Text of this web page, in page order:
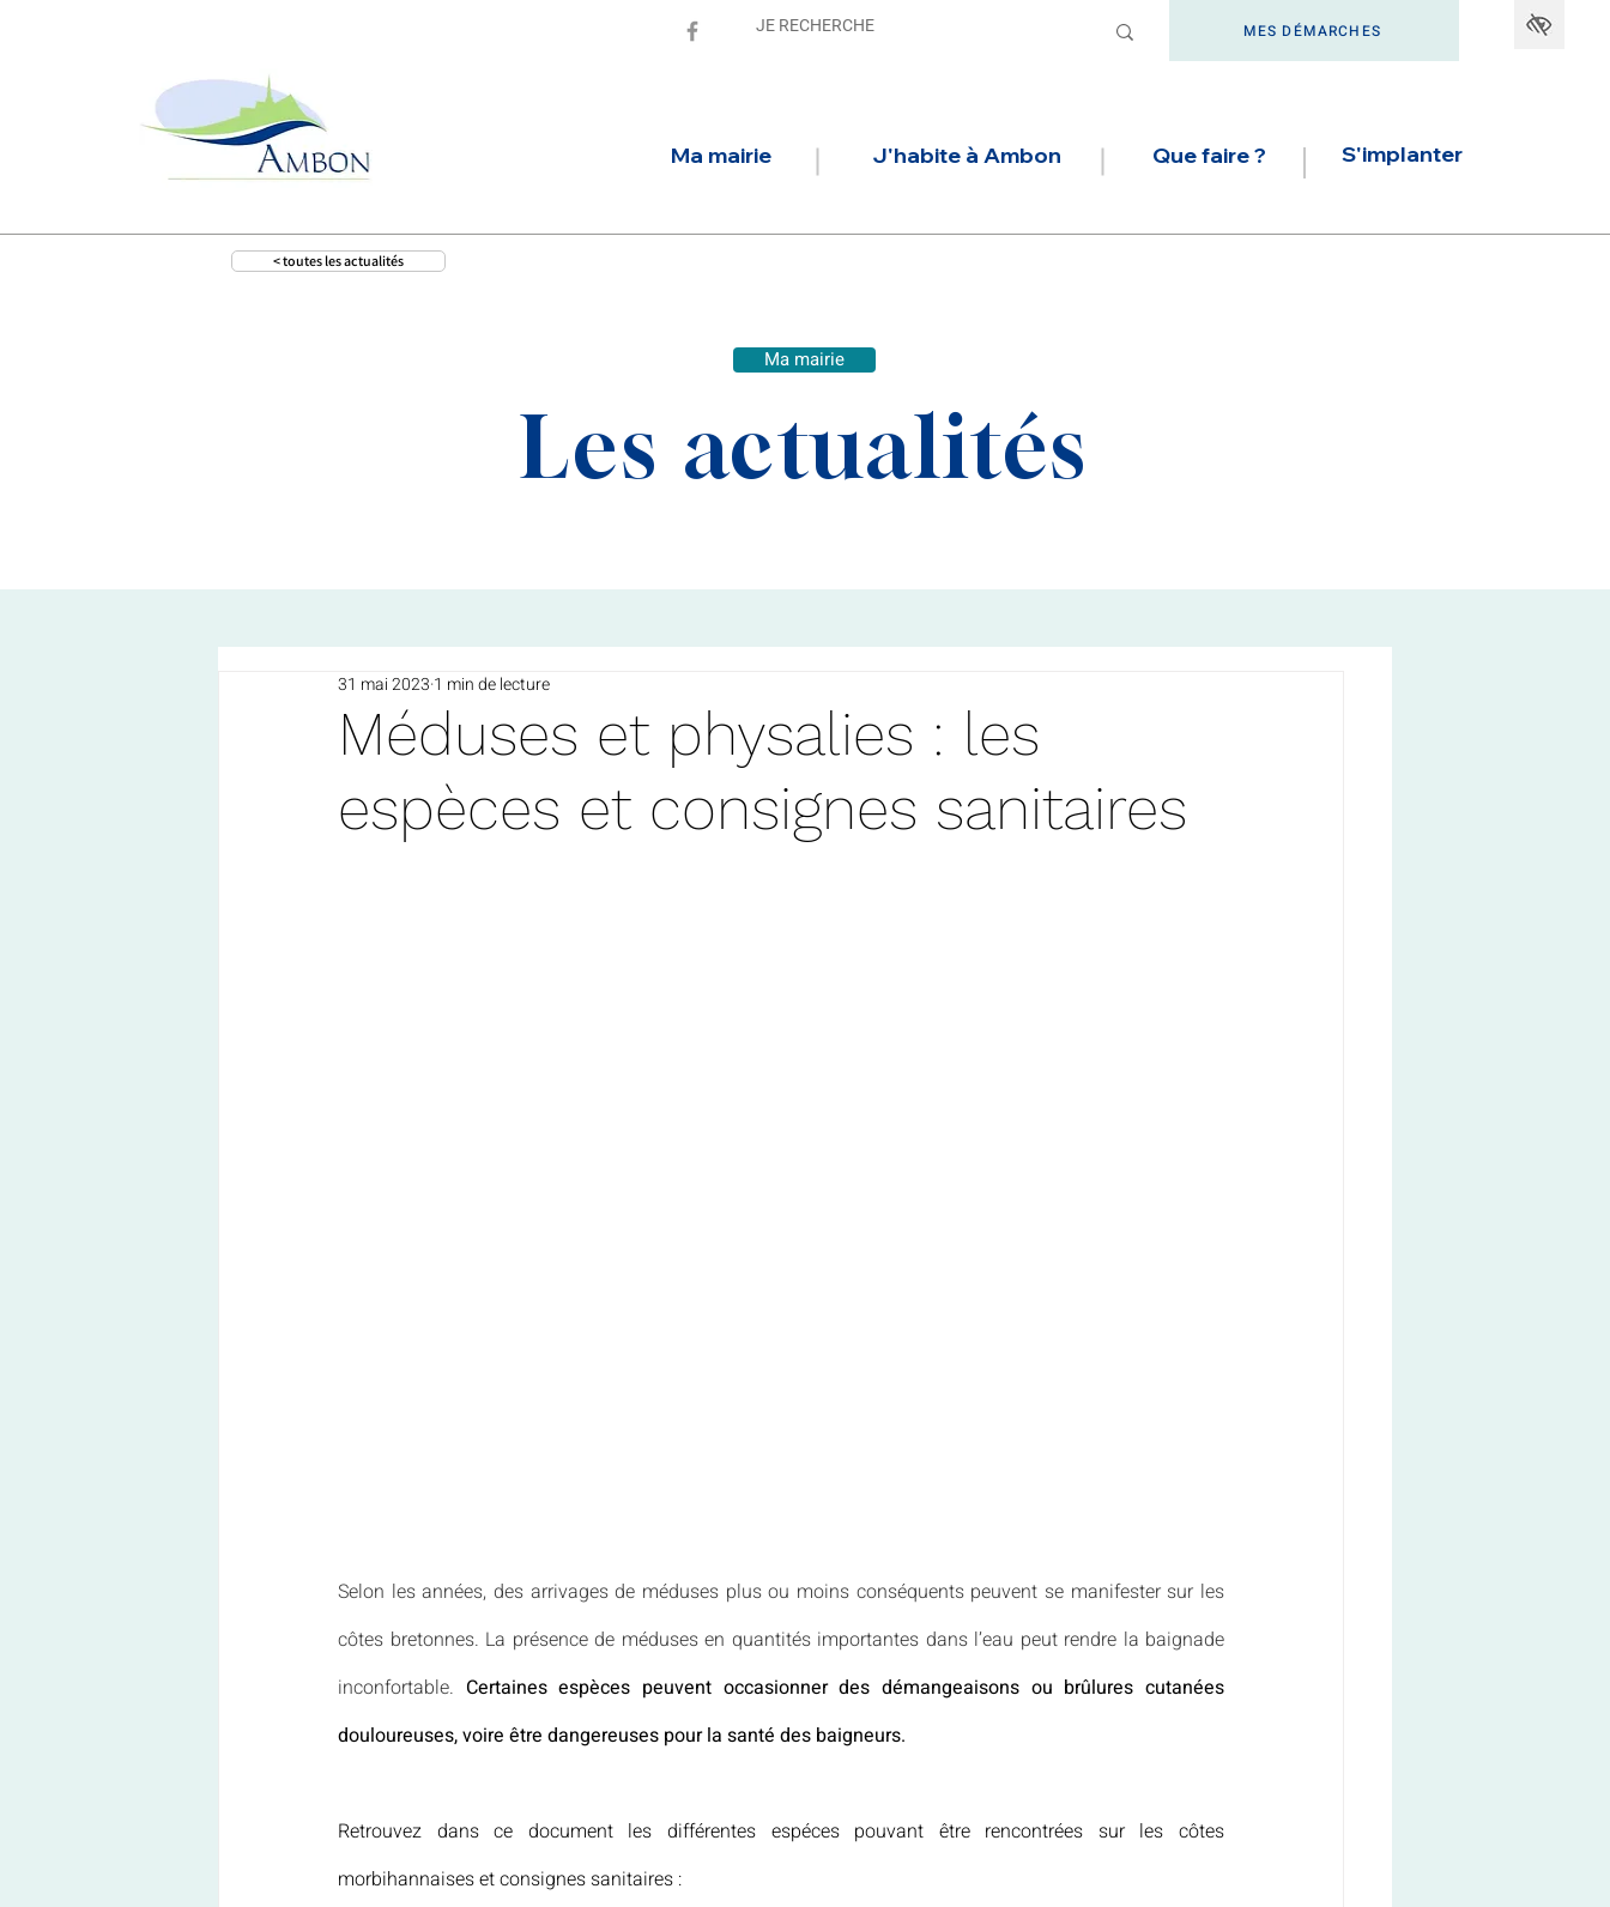
MES DÉMARCHES
Ma mairie J'habite à Ambon Que faire ? S'implanter
< toutes les actualités
Ma mairie
Les actualités
Méduses et physalies : les
espèces et consignes sanitaires
31 mai 2023 1 min de lecture
Selon les années, des arrivages de méduses plus ou moins conséquents peuvent se manifester sur les
côtes bretonnes. La présence de méduses en quantités importantes dans l’eau peut rendre la baignade
inconfortable. Certaines espèces peuvent occasionner des démangeaisons ou brûlures cutanées
douloureuses, voire être dangereuses pour la santé des baigneurs.
Retrouvez dans ce document les différentes espéces pouvant être rencontrées sur les côtes
morbihannaises et consignes sanitaires :